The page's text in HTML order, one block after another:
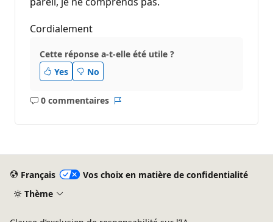
Cordialement
Cette réponse a-t-elle été utile ?
Yes
No
0 commentaires
Aucun
Rapport
Français
Vos choix en matière de confidentialité
Thème